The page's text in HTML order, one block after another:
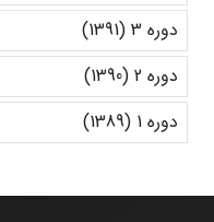
دوره 3 (1391)
دوره 2 (1390)
دوره 1 (1389)